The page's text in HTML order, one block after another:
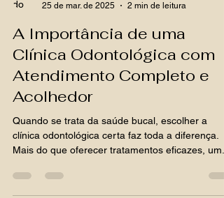
25 de mar. de 2025
2 min de leitura
A Importância de uma
Clínica Odontológica com
Atendimento Completo e
Acolhedor
Quando se trata da saúde bucal, escolher a
Mais do que oferecer tratamentos eficazes, um...